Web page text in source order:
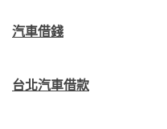
汽車借錢
台北汽車借款